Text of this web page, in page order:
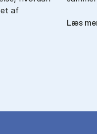
af
Læs